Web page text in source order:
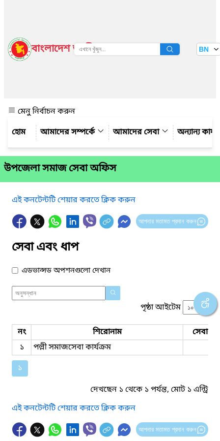
বাংলাদেশ জাতীয় তথ্য বাতায়ন BN
মেনু নির্বাচন করুন
আমাদের সম্পর্কে
আমাদের সেবা অন্যান্য
উপজেলা সমাজ সেবা অফিস
এই কনটেন্টটি শেয়ার করতে ক্লিক করুন
আপনার মতামত প্রদান করুন
সেবা এবং ধাপ
এডভান্সড অপশনগুলো দেখান
পৃষ্ঠা আইটেম
নং শিরোনাম
সেবার
১
পল্লী সমাজসেবা কার্যক্রম
১
দেখছেন ১ থেকে ১ পর্যন্ত, মোট ১ এন্ট্রি
এই কনটেন্টটি শেয়ার করতে ক্লিক করুন
আপনার মতামত প্রদান করুন